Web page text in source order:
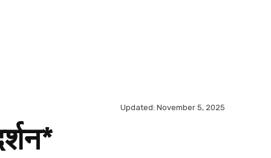
Updated: November 5, 2025